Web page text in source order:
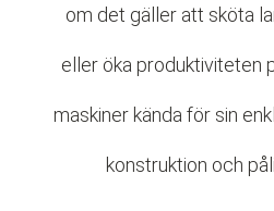
om det gäller att sköta
eller öka produktiviteten
maskiner kända för sin
konstruktion och